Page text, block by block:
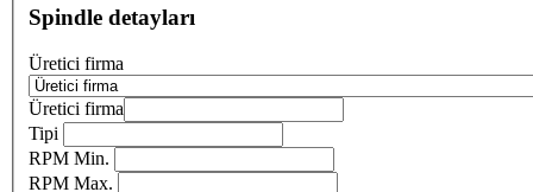
Spindle detayları
Üretici firma
Üretici firma
Tipi
RPM Min.
RPM Max.